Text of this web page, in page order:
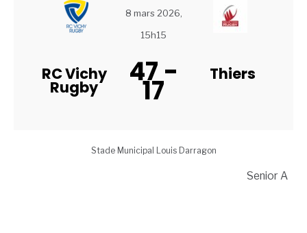
8 mars 2026,
15h15
RC Vichy
Rugby 47-
17 Thiers
Stade Municipal Louis Darragon
Senior A